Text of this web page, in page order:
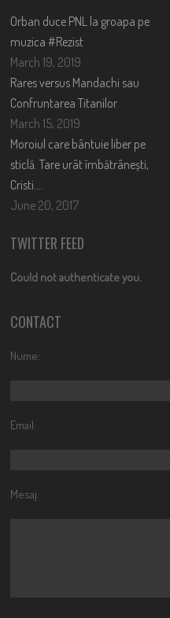
Orban duce PNL la groapa pe
muzica #Rezist
March 19, 2019
Rares versus Mandachi sau
Confruntarea Titanilor
March 15, 2019
Moroiul care bântuie liber pe
sticlă. Tare urât îmbătrânești,
Cristi….
June 20, 2017
TWITTER FEED
Could not authenticate you.
CONTACT
Nume:
Email:
Mesaj: